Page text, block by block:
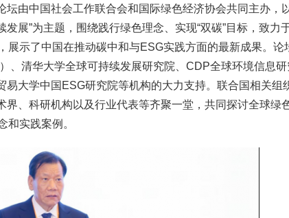
坛由中国社会工作联合会和国际绿色经济协会共同主办，
展”为主题，围绕践行绿色理念、实现“双碳”目标，致力
展示了中国在推动碳中和与ESG实践方面的最新成果。论
、清华大学全球可持续发展研究院、CDP全球环境信息研
易大学中国ESG研究院等机构的大力支持。联合国相关组
界、科研机构以及行业代表等齐聚一堂，共同探讨全球绿
和实践案例。